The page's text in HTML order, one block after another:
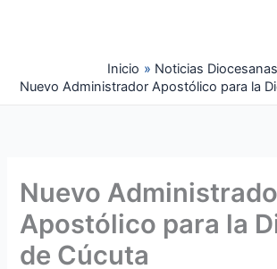
Inicio
Noticias Diocesanas
Nuevo Administrador Apostólico para la
Nuevo
Apostólico para la
de Cúcuta